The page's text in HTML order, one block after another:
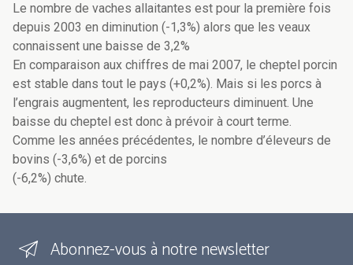
Le nombre de vaches allaitantes est pour la première fois
depuis 2003 en diminution (-1,3%) alors que les veaux
connaissent une baisse de 3,2%
En comparaison aux chiffres de mai 2007, le cheptel porcin
est stable dans tout le pays (+0,2%). Mais si les porcs à
l’engrais augmentent, les reproducteurs diminuent. Une
baisse du cheptel est donc à prévoir à court terme.
Comme les années précédentes, le nombre d’éleveurs de
bovins (-3,6%) et de porcins
(-6,2%) chute.
Abonnez-vous à notre newsletter